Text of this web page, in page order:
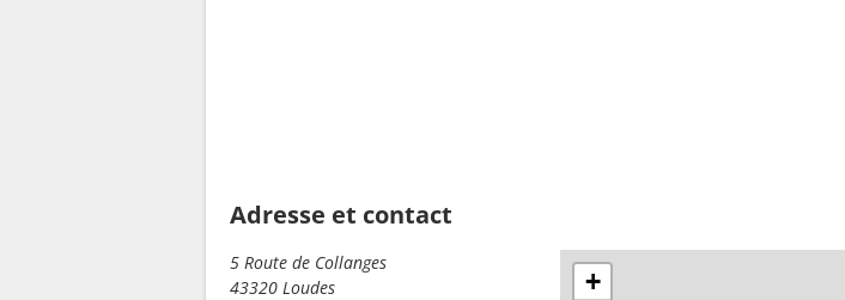
Adresse et contact
5 Route de Collanges
43320 Loudes
+